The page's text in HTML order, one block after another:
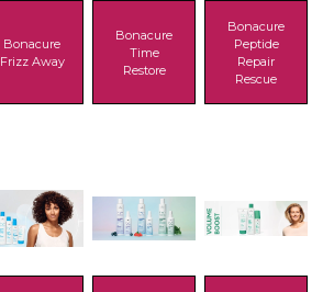
Bonacure
Frizz Away
Bonacure
Time
Restore
Bonacure
Peptide
Repair
Rescue